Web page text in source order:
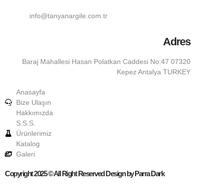
info@tanyanargile.com.tr
Adres
Baraj Mahallesi Hasan Polatkan Caddesi No:47 07320
Kepez Antalya TURKEY
Anasayfa
Bize Ulaşın
Hakkımızda
S.S.S.
Ürünlerimiz
Katalog
Galeri
Copyright 2025 © All Right Reserved Design by Parra Dark